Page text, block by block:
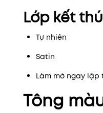
Lớp kết
Tự nhiên
Satin
Làm mờ ngay
Tông